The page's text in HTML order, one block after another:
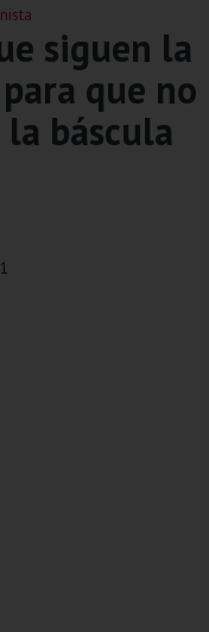
siguen la
que no
báscula